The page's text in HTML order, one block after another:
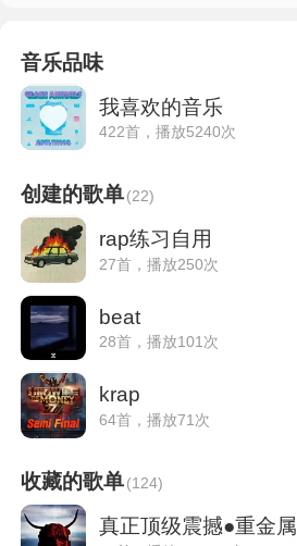
音乐品味
我喜欢的音乐
422首，播放5240次
创建的歌单(22)
rap练习自用
27首，播放250次
beat
28首，播放101次
krap
64首，播放71次
收藏的歌单(124)
真正顶级震撼●重金属